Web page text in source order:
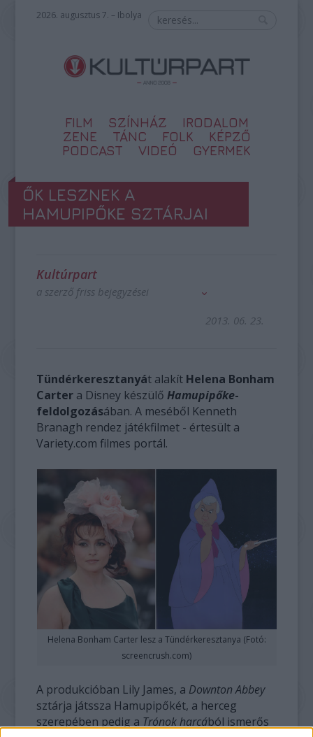
2026. augusztus 7. – Ibolya
FILM SZÍNHÁZ
IRODALOM
ZENE
TÁNC FOLK
KÉPZŐ
PODCAST
VIDEÓ GYERMEK
ŐK LESZNEK A
HAMUPIPŐKE SZTÁRJAI
Kultúrpart
a szerző friss bejegyzései
2013. 06. 23.
Tündérkeresztanyát alakít Helena Bonham
Carter a Disney készülőHamupipőke-
feldolgozásában. A meséből Kenneth
Branagh rendez játékfilmet - értesült a
Variety.com filmes portál.
Helena Bonham Carter lesz a Tündérkeresztanya (Fotó:
screencrush.com)
A produkcióban Lily James, a Downton Abbey
sztárja játssza Hamupipőkét, a herceg
szerepében pedig a Trónok harcából ismerős